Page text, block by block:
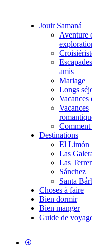
Jouir Samaná
Aventure
amis
Mariage
Longs
Vacances
Destinations
El Limón
Las
Las
Sánchez
Santa
Choses à faire
Bien dormir
Bien manger
Guide de